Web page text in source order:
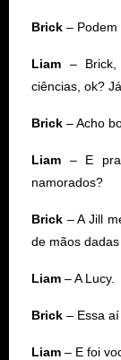
Brick – Podem
Liam –
ciências, ok?
Brick – Acho
Liam – E
namorados?
Brick – A Jill
de mãos
Liam – A Lucy.
Brick – Essa aí
Liam – E foi